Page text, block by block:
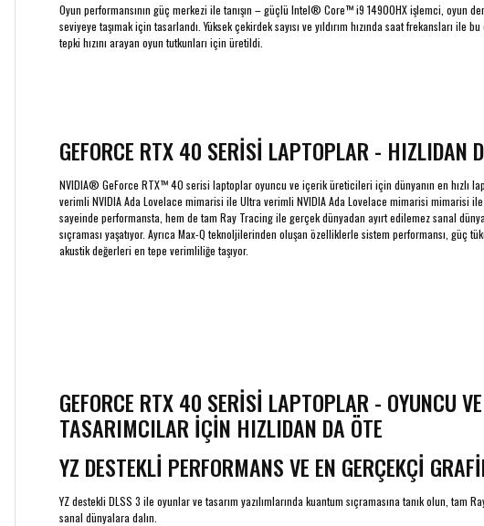
Oyun performansının güç merkezi ile tanışın – güçlü Intel® Core™ i9 14900HX işlemci, oyun
seviyeye taşımak için tasarlandı. Yüksek çekirdek sayısı ve yıldırım hızında saat frekansları ile
tepki hızını arayan oyun tutkunları için üretildi.
GEFORCE RTX 40 SERİSİ LAPTOPLAR - HIZLIDAN
NVIDIA® GeForce RTX™ 40 serisi laptoplar oyuncu ve içerik üreticileri için dünyanın en hızlı
verimli NVIDIA Ada Lovelace mimarisi ile Ultra verimli NVIDIA Ada Lovelace mimarisi mimarisi ile
sayeinde performansta, hem de tam Ray Tracing ile gerçek dünyadan ayırt edilemez sanal
sıçraması yaşatıyor. Ayrıca Max-Q teknoljilerinden oluşan özelliklerle sistem performansı, güç
akustik değerleri en tepe verimliliğe taşıyor.
GEFORCE RTX 40 SERİSİ LAPTOPLAR - OYUNCU VE
TASARIMCILAR İÇİN HIZLIDAN DA ÖTE
YZ DESTEKLİ PERFORMANS VE EN GERÇEKÇİ
YZ destekli DLSS 3 ile oyunlar ve tasarım yazılımlarında kuantum sıçramasına tanık olun, tam
sanal dünyalara dalın.